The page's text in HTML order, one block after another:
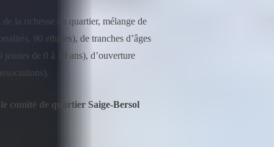
la richesse du quartier, mélange de
90 ethnies), de tranches d’âges
de 0 à 19 ans), d’ouverture
comité de quartier Saige-Bersol